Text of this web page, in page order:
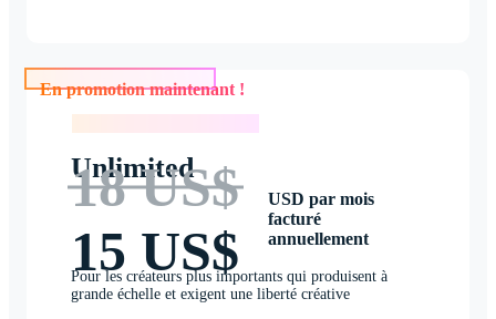
En promotion maintenant !
Unlimited
18 US$
15 US$
USD par mois
facturé
annuellement
Pour les créateurs plus importants qui produisent à
grande échelle et exigent une liberté créative